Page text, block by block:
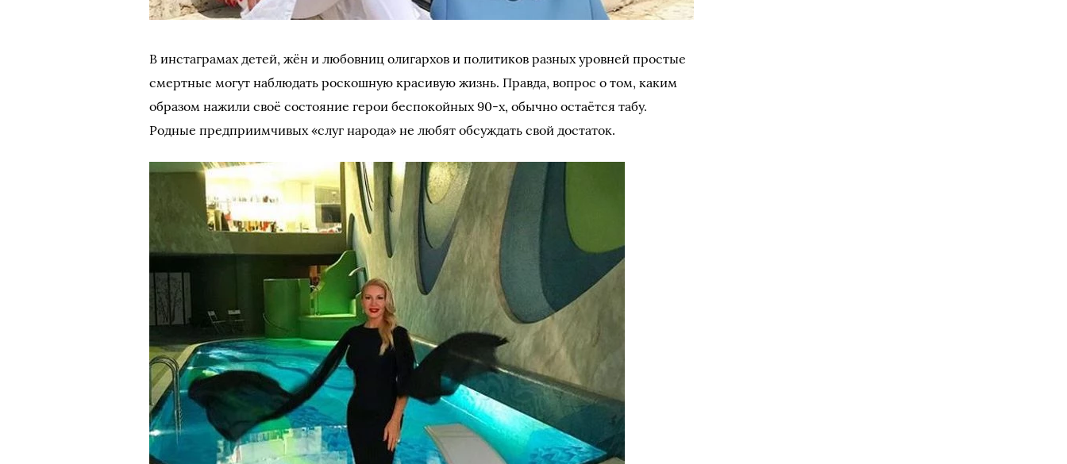
В инстаграмах детей, жён и любовниц олигархов и политиков разных уровней простые
смертные могут наблюдать роскошную красивую жизнь. Правда, вопрос о том, каким
образом нажили своё состояние герои беспокойных 90-х, обычно остаётся табу.
Родные предприимчивых «слуг народа» не любят обсуждать свой достаток.